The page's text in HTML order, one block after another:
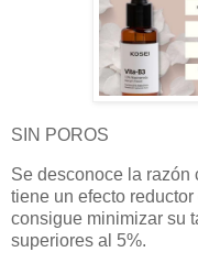
SIN POROS
Se desconoce la
tiene un efecto
consigue minimizar su
superiores al 5%.